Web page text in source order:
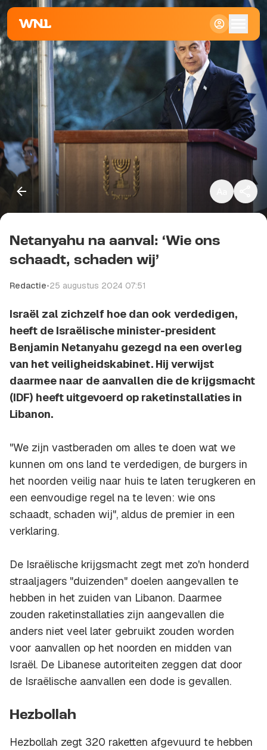
Klein
Standaard
Kopieer link
Netanyahu na aanval: ‘Wie ons
schaadt, schaden wij’
Redactie•25 augustus 2024 07:51
Israël zal zichzelf hoe dan ook verdedigen,
heeft de Israëlische minister-president
Benjamin Netanyahu gezegd na een overleg
van het veiligheidskabinet. Hij verwijst
daarmee naar de aanvallen die de krijgsmacht
(IDF) heeft uitgevoerd op raketinstallaties in
Libanon.
"We zijn vastberaden om alles te doen wat we
kunnen om ons land te verdedigen, de burgers in
het noorden veilig naar huis te laten terugkeren en
een eenvoudige regel na te leven: wie ons
schaadt, schaden wij", aldus de premier in een
verklaring.
De Israëlische krijgsmacht zegt met zo'n honderd
straaljagers "duizenden" doelen aangevallen te
hebben in het zuiden van Libanon. Daarmee
zouden raketinstallaties zijn aangevallen die
anders niet veel later gebruikt zouden worden
voor aanvallen op het noorden en midden van
Israël. De Libanese autoriteiten zeggen dat door
de Israëlische aanvallen een dode is gevallen.
Hezbollah
Hezbollah zegt 320 raketten afgevuurd te hebben